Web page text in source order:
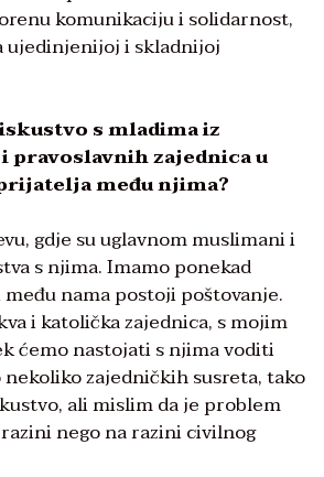
komunikaciju i solidarnost,
ujedinjenijoj i skladnijoj
s mladima iz
zajednica u
među njima?
gdje su uglavnom muslimani i
s njima. Imamo ponekad
nama postoji poštovanje.
i katolička zajednica, s mojim
ćemo nastojati s njima voditi
zajedničkih susreta, tako
ali mislim da je problem
nego na razini civilnog